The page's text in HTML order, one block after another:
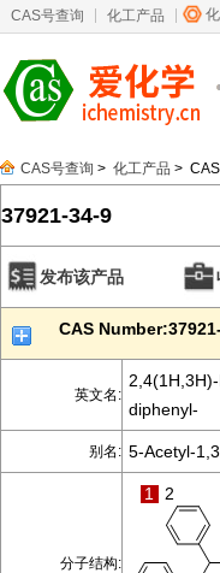
CAS号查询 化工产品
CAS号查询 > 化工产品 >
37921-34-9
发布该产品
CAS
英文名:
diphenyl-
别名: 5-Acetyl-
分子结构:
1 2